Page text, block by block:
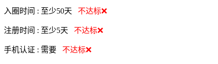
入圈时间 : 至少50天 不达标❌
注册时间 : 至少5天 不达标❌
手机认证 : 需要 不达标❌